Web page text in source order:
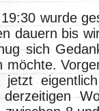
wurde
dauern bis
sich
möchte.
jetzt